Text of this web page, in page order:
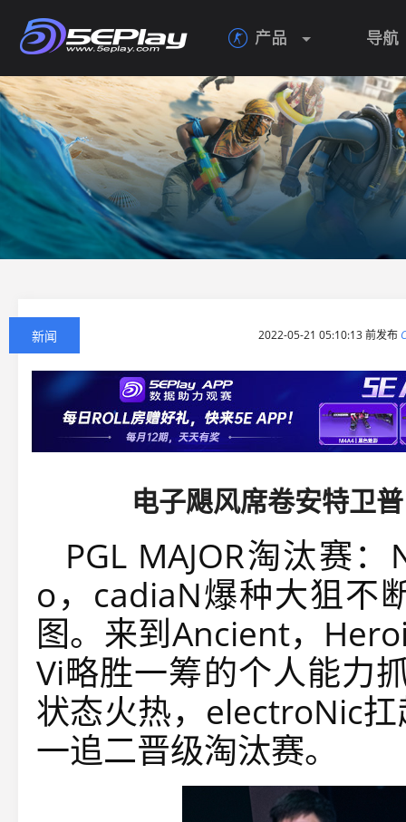
 产品 导航
新闻 2022-05-21 05:10:13 前发布
电子飓风席卷安特卫
PGL MAJOR淘汰赛
o，cadiaN爆种大狙不
图。来到Ancient，
Vi略胜一筹的个人能力
状态火热，electroNic
一追二晋级淘汰赛。